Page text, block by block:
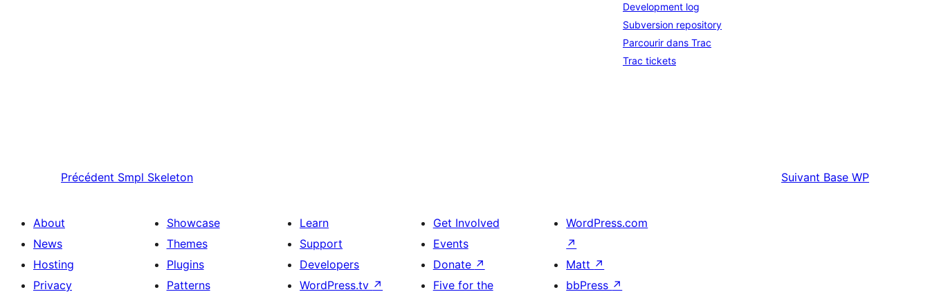
Development log
Subversion repository
Parcourir dans Trac
Trac tickets
Précédent Smpl Skeleton Suivant Base WP
About
News
Hosting
Privacy
Showcase
Themes
Plugins
Patterns
Learn
Support
Developers
WordPress.tv ↗
Get Involved
Events
Donate ↗
Five for the
WordPress.com
↗
Matt ↗
bbPress ↗